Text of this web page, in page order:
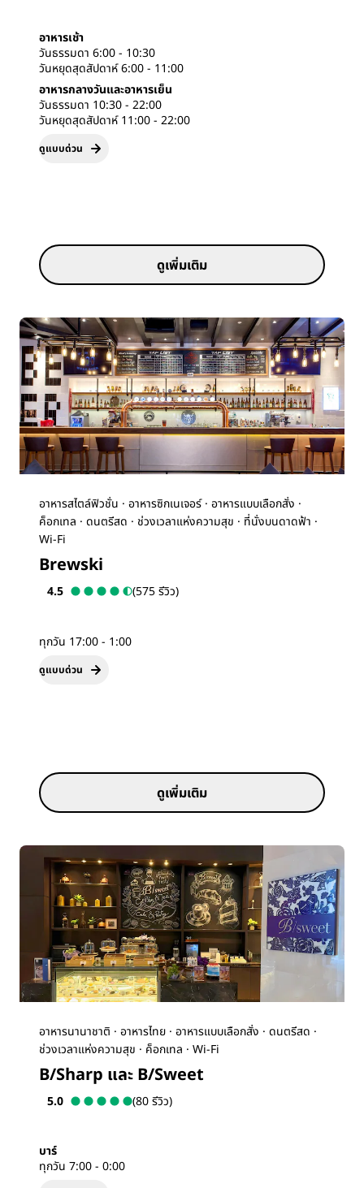
อาหารเช้า
วันธรรมดา 6:00 - 10:30
วันหยุดสุดสัปดาห์ 6:00 - 11:00
อาหารกลางวันและอาหารเย็น
วันธรรมดา 10:30 - 22:00
วันหยุดสุดสัปดาห์ 11:00 - 22:00
ดูแบบด่วน
ดูเพิ่มเติม
อาหารสไตล์ฟิวชั่น · อาหารซิกเนเจอร์ · อาหารแบบเลือกสั่ง ·
ค็อกเทล · ดนตรีสด · ช่วงเวลาแห่งความสุข · ที่นั่งบนดาดฟ้า ·
Wi-Fi
Brewski
4.5 (575 รีวิว)
ทุกวัน 17:00 - 1:00
ดูแบบด่วน
ดูเพิ่มเติม
อาหารนานาชาติ · อาหารไทย · อาหารแบบเลือกสั่ง · ดนตรีสด ·
ช่วงเวลาแห่งความสุข · ค็อกเทล · Wi-Fi
B/Sharp และ B/Sweet
5.0 (80 รีวิว)
บาร์
ทุกวัน 7:00 - 0:00